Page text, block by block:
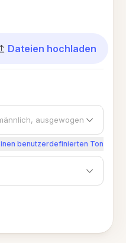
Dateien hochladen
ausgewogen
benutzerdefinierten Ton